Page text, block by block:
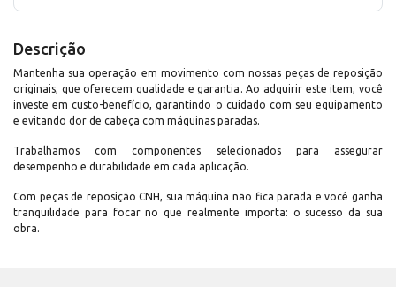
Descrição
Mantenha sua operação em movimento com nossas peças de reposição
originais, que oferecem qualidade e garantia. Ao adquirir este item, você
investe em custo-benefício, garantindo o cuidado com seu equipamento
e evitando dor de cabeça com máquinas paradas.
Trabalhamos com componentes selecionados para assegurar
desempenho e durabilidade em cada aplicação.
Com peças de reposição CNH, sua máquina não fica parada e você ganha
tranquilidade para focar no que realmente importa: o sucesso da sua
obra.